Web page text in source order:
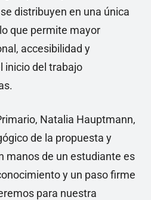
distribuyen en una única
que permite mayor
accesibilidad y
inicio del trabajo
Natalia Hauptmann,
de la propuesta y
manos de un estudiante es
y un paso firme
para nuestra